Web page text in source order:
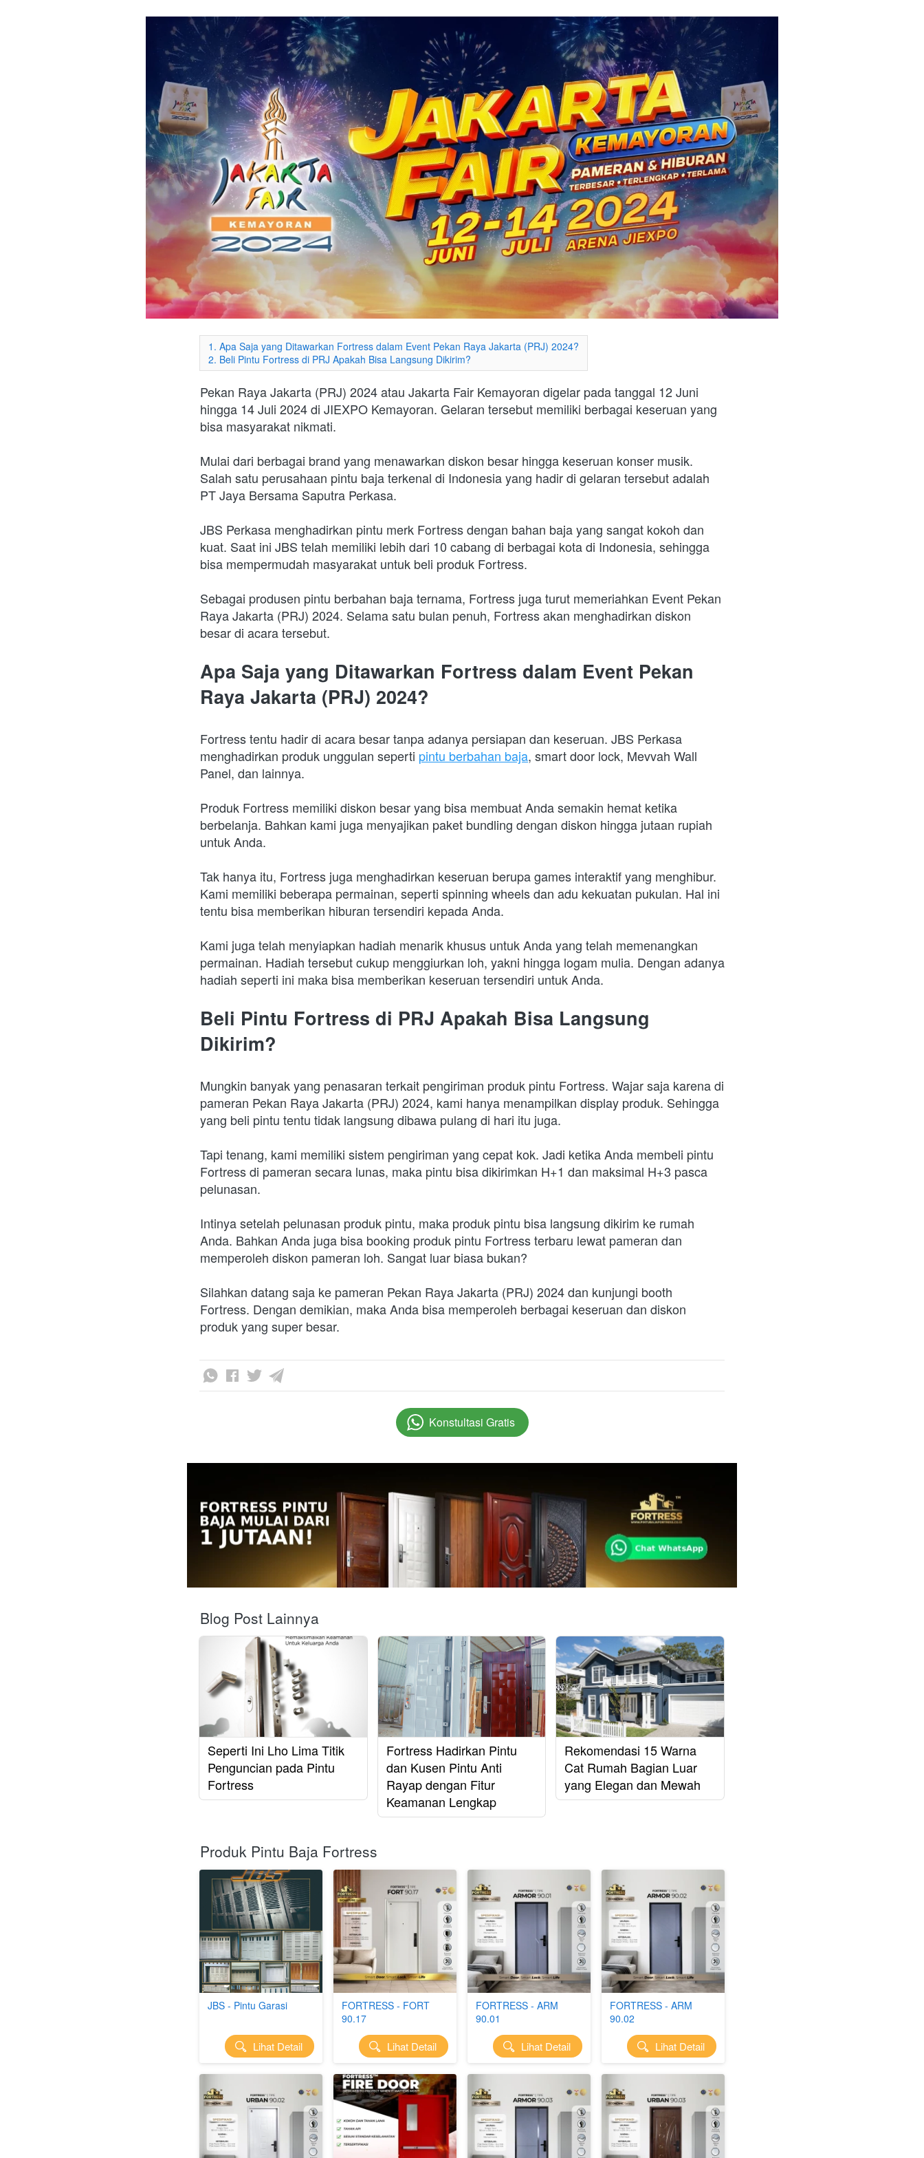
1. Apa Saja yang Ditawarkan Fortress dalam Event Pekan Raya Jakarta (PRJ) 2024?
2. Beli Pintu Fortress di PRJ Apakah Bisa Langsung Dikirim?
Pekan Raya Jakarta (PRJ) 2024 atau Jakarta Fair Kemayoran digelar pada tanggal 12 Juni
hingga 14 Juli 2024 di JIEXPO Kemayoran. Gelaran tersebut memiliki berbagai keseruan yang
bisa masyarakat nikmati.
Mulai dari berbagai brand yang menawarkan diskon besar hingga keseruan konser musik.
Salah satu perusahaan pintu baja terkenal di Indonesia yang hadir di gelaran tersebut adalah
PT Jaya Bersama Saputra Perkasa.
JBS Perkasa menghadirkan pintu merk Fortress dengan bahan baja yang sangat kokoh dan
kuat. Saat ini JBS telah memiliki lebih dari 10 cabang di berbagai kota di Indonesia, sehingga
bisa mempermudah masyarakat untuk beli produk Fortress.
Sebagai produsen pintu berbahan baja ternama, Fortress juga turut memeriahkan Event Pekan
Raya Jakarta (PRJ) 2024. Selama satu bulan penuh, Fortress akan menghadirkan diskon
besar di acara tersebut.
Apa Saja yang Ditawarkan Fortress dalam Event Pekan
Raya Jakarta (PRJ) 2024?
Fortress tentu hadir di acara besar tanpa adanya persiapan dan keseruan. JBS Perkasa
menghadirkan produk unggulan seperti pintu berbahan baja, smart door lock, Mevvah Wall
Panel, dan lainnya.
Produk Fortress memiliki diskon besar yang bisa membuat Anda semakin hemat ketika
berbelanja. Bahkan kami juga menyajikan paket bundling dengan diskon hingga jutaan rupiah
untuk Anda.
Tak hanya itu, Fortress juga menghadirkan keseruan berupa games interaktif yang menghibur.
Kami memiliki beberapa permainan, seperti spinning wheels dan adu kekuatan pukulan. Hal ini
tentu bisa memberikan hiburan tersendiri kepada Anda.
Kami juga telah menyiapkan hadiah menarik khusus untuk Anda yang telah memenangkan
permainan. Hadiah tersebut cukup menggiurkan loh, yakni hingga logam mulia. Dengan adanya
hadiah seperti ini maka bisa memberikan keseruan tersendiri untuk Anda.
Beli Pintu Fortress di PRJ Apakah Bisa Langsung
Dikirim?
Mungkin banyak yang penasaran terkait pengiriman produk pintu Fortress. Wajar saja karena di
pameran Pekan Raya Jakarta (PRJ) 2024, kami hanya menampilkan display produk. Sehingga
yang beli pintu tentu tidak langsung dibawa pulang di hari itu juga.
Tapi tenang, kami memiliki sistem pengiriman yang cepat kok. Jadi ketika Anda membeli pintu
Fortress di pameran secara lunas, maka pintu bisa dikirimkan H+1 dan maksimal H+3 pasca
pelunasan.
Intinya setelah pelunasan produk pintu, maka produk pintu bisa langsung dikirim ke rumah
Anda. Bahkan Anda juga bisa booking produk pintu Fortress terbaru lewat pameran dan
memperoleh diskon pameran loh. Sangat luar biasa bukan?
Silahkan datang saja ke pameran Pekan Raya Jakarta (PRJ) 2024 dan kunjungi booth
Fortress. Dengan demikian, maka Anda bisa memperoleh berbagai keseruan dan diskon
produk yang super besar.
` Konstultasi Gratis
Blog Post Lainnya
Seperti Ini Lho Lima Titik
Penguncian pada Pintu
Fortress
Fortress Hadirkan Pintu
dan Kusen Pintu Anti
Rayap dengan Fitur
Keamanan Lengkap
Rekomendasi 15 Warna
Cat Rumah Bagian Luar
yang Elegan dan Mewah
Produk Pintu Baja Fortress
JBS - Pintu Garasi
` Lihat Detail
FORTRESS - FORT
90.17
` Lihat Detail
FORTRESS - ARM
90.01
` Lihat Detail
FORTRESS - ARM
90.02
` Lihat Detail